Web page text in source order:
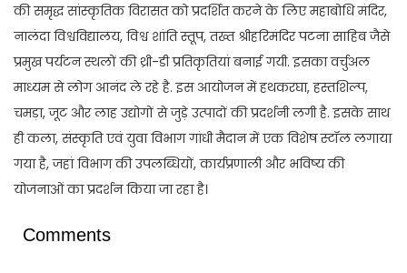
की समृद्ध सांस्कृतिक विरासत को प्रदर्शित करने के लिए महाबोधि मंदिर,
नालंदा विश्वविद्यालय, विश्व शांति स्तूप, तख्त श्रीहरिमंदिर पटना साहिब जैसे
प्रमुख पर्यटन स्थलों की थ्री-डी प्रतिकृतियां बनाई गयी. इसका वर्चुअल
माध्यम से लोग आनंद ले रहे है. इस आयोजन में हथकरघा, हस्तशिल्प,
चमड़ा, जूट और लाह उद्योगों से जुड़े उत्पादों की प्रदर्शनी लगी है. इसके साथ
ही कला, संस्कृति एवं युवा विभाग गांधी मैदान में एक विशेष स्टॉल लगाया
गया है, जहां विभाग की उपलब्धियों, कार्यप्रणाली और भविष्य की
योजनाओं का प्रदर्शन किया जा रहा है।
Comments